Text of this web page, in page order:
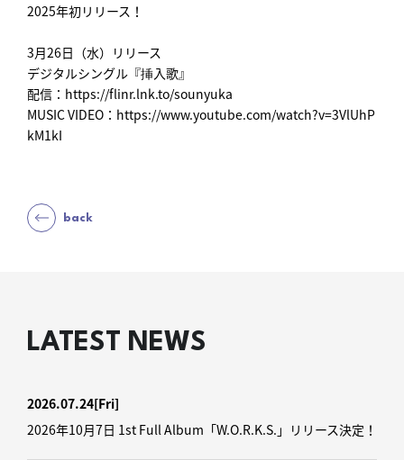
2025年初リリース！
3月26日（水）リリース
デジタルシングル『挿入歌』
配信：https://flinr.lnk.to/sounyuka
MUSIC VIDEO：https://www.youtube.com/watch?v=3VlUhP
kM1kI
back
LATEST NEWS
2026.07.24[Fri]
2026年10月7日 1st Full Album「W.O.R.K.S.」リリース決定！